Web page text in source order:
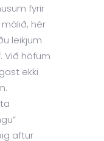
fyrir
hér
leikjum
höfum
ekki
aftur